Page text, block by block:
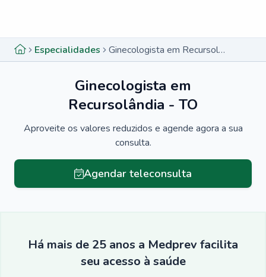
Especialidades Ginecologista em Recursolândia - TO
Ginecologista em
Recursolândia - TO
Aproveite os valores reduzidos e agende agora a sua
consulta.
Agendar teleconsulta
Há mais de 25 anos a Medprev facilita
seu acesso à saúde